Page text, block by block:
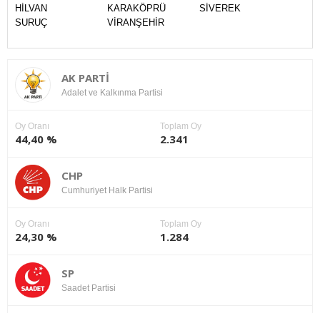
HİLVAN
KARAKÖPRÜ
SİVEREK
SURUÇ
VİRANŞEHİR
AK PARTİ
Adalet ve Kalkınma Partisi
Oy Oranı
44,40 %
Toplam Oy
2.341
CHP
Cumhuriyet Halk Partisi
Oy Oranı
24,30 %
Toplam Oy
1.284
SP
Saadet Partisi